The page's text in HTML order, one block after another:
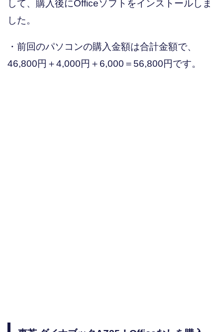
して、購入後にOfficeソフトをインストールしま
した。
・前回のパソコンの購入金額は合計金額で、
46,800円＋4,000円＋6,000＝56,800円です。